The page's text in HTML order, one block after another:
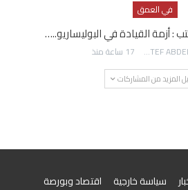
في العمق
أزمة القيادة في البوليساريو..…
AWATEF ABDELHAMED 17 ساعة منذ
المزيد من المشاركات
سياسة خارجية اقتصاد وبورصة